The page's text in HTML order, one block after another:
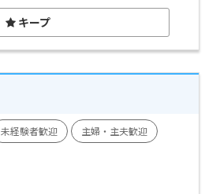
キープ
未経験者歓迎
主婦・主夫歓迎